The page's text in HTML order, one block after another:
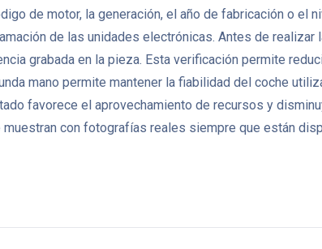
de motor, la generación, el año de fabricación o el
de las unidades electrónicas. Antes de realizar
grabada en la pieza. Esta verificación permite
mano permite mantener la fiabilidad del coche
favorece el aprovechamiento de recursos y
con fotografías reales siempre que están